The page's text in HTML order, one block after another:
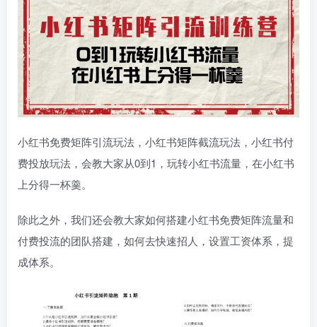
小红书免费矩阵引流玩法，小红书矩阵截流玩法，小红书付
费投放玩法，会教大家从0到1，玩转小红书流量，在小红书
上分得一杯羹。
除此之外，我们还会教大家如何搭建小红书免费矩阵流量和
付费投流的团队搭建，如何去快速招人，设置工资体系，提
成体系。